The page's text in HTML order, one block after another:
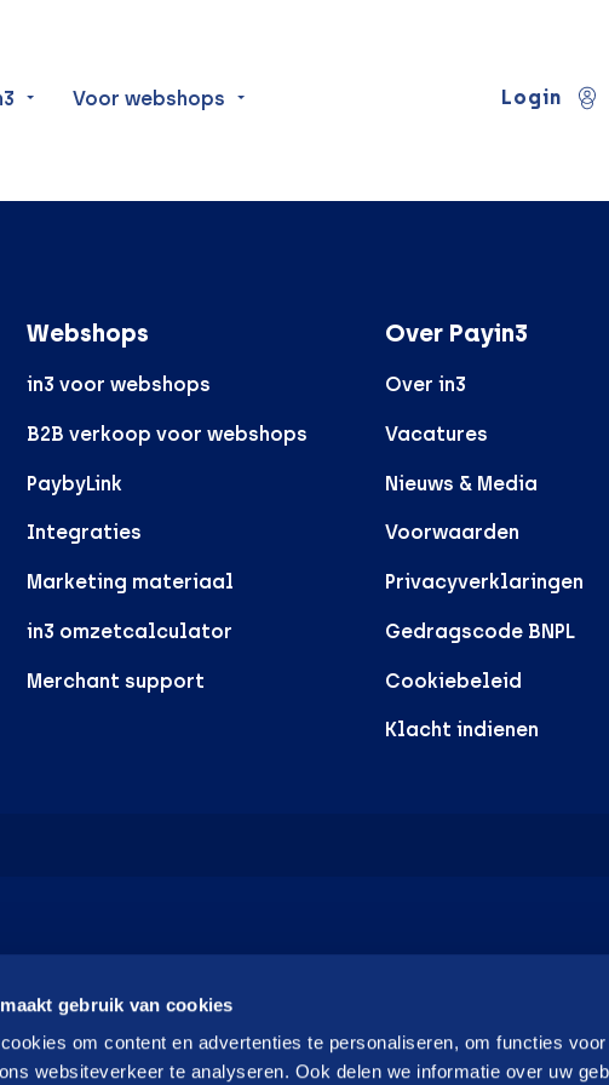
gebruik van cookies
om content en advertenties te personaliseren, om functies
websiteverkeer te analyseren. Ook delen we informatie over uw
Voor webshops Login
Webshops
in3 voor webshops
B2B verkoop voor webshops
PaybyLink
Integraties
Marketing materiaal
in3 omzetcalculator
Merchant support
Over Payin3
Over in3
Vacatures
Nieuws & Media
Voorwaarden
Privacyverklaringen
Gedragscode BNPL
Cookiebeleid
Klacht indienen